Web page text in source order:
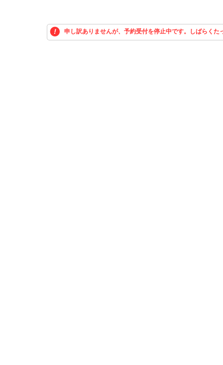
申し訳ありませんが、予約受付を停止中です。しばらくた